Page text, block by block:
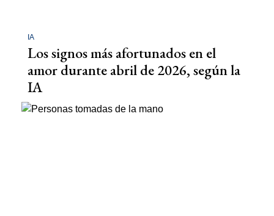
IA
Los signos más afortunados en el
amor durante abril de 2026, según la
IA